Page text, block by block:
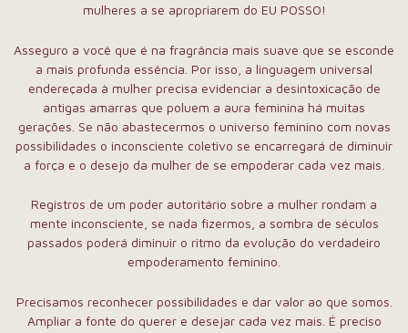
mulheres a se apropriarem do EU POSSO!
Asseguro a você que é na fragrância mais suave que se esconde
a mais profunda essência. Por isso, a linguagem universal
endereçada à mulher precisa evidenciar a desintoxicação de
antigas amarras que poluem a aura feminina há muitas
gerações. Se não abastecermos o universo feminino com novas
possibilidades o inconsciente coletivo se encarregará de diminuir
a força e o desejo da mulher de se empoderar cada vez mais.
Registros de um poder autoritário sobre a mulher rondam a
mente inconsciente, se nada fizermos, a sombra de séculos
passados poderá diminuir o ritmo da evolução do verdadeiro
empoderamento feminino.
Precisamos reconhecer possibilidades e dar valor ao que somos.
Ampliar a fonte do querer e desejar cada vez mais. É preciso